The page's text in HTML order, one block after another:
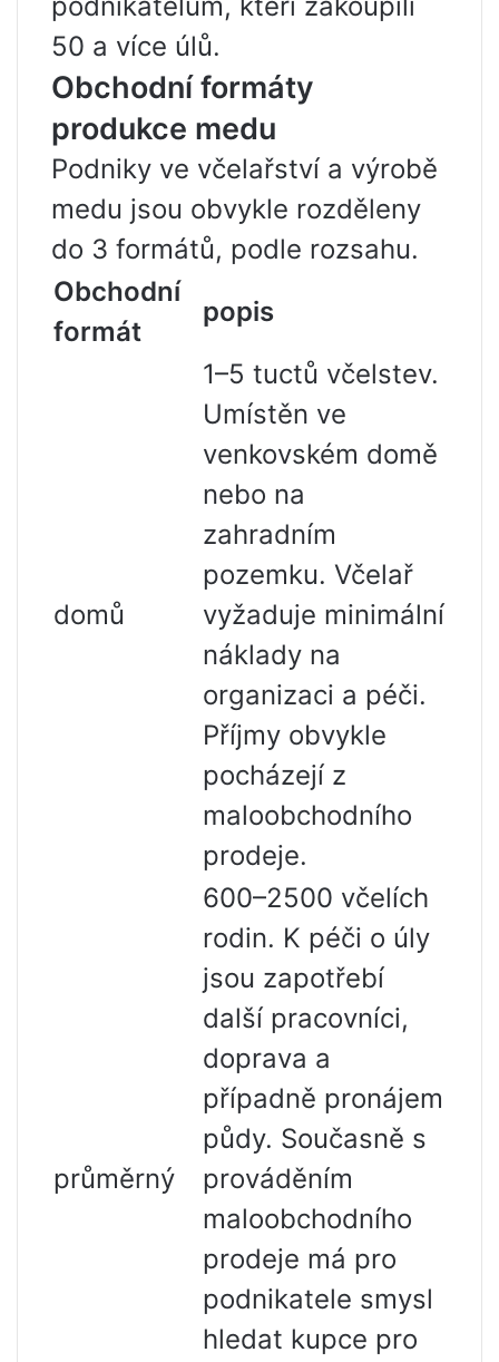
50 a více úlů.
Obchodní formáty
produkce medu
Podniky ve včelařství a výrobě
medu jsou obvykle rozděleny
do 3 formátů, podle rozsahu.
Obchodní
formát
popis
domů
1–5 tuctů včelstev.
Umístěn ve
venkovském domě
nebo na
zahradním
pozemku. Včelař
vyžaduje minimální
náklady na
organizaci a péči.
Příjmy obvykle
pocházejí z
maloobchodního
prodeje.
průměrný
600–2500 včelích
rodin. K péči o úly
jsou zapotřebí
další pracovníci,
doprava a
případně pronájem
půdy. Současně s
prováděním
maloobchodního
prodeje má pro
podnikatele smysl
hledat kupce pro